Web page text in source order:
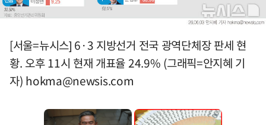
[서울=뉴시스] 6·3 지방선거 전국 광역단체장 판세 현
황. 오후 11시 현재 개표율 24.9% (그래픽=안지혜 기
자) hokma@newsis.com